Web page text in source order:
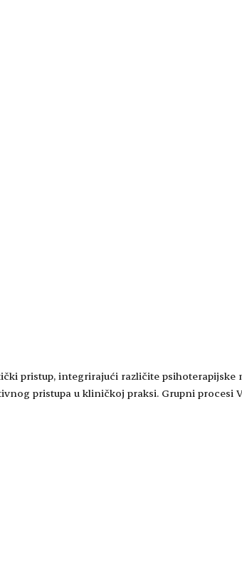
pristup, integrirajući različite
pristupa u kliničkoj praksi. Grupni procesi